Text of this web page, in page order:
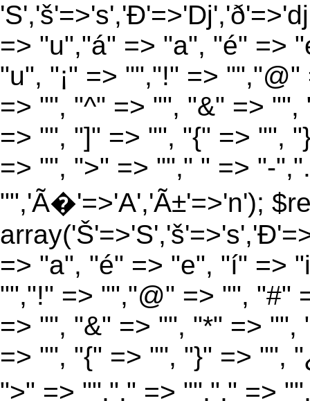
=> "u","á" => "a", "é" =>
"u", "¡" => "","!" =>
=> "", "^" => "", "&" =>
=> "", "]" => "", "{" => "",
=> "", ">" => ""," " => "-
"",'Ã�'=>'A','Ã±'=>'n');
=> "a", "é" => "e", "í" =>
"","!" => "","@" => "", "#"
=> "", "&" => "", "*" =>
=> "", "{" => "", "}" => "",
">" => "","." => "","," =>